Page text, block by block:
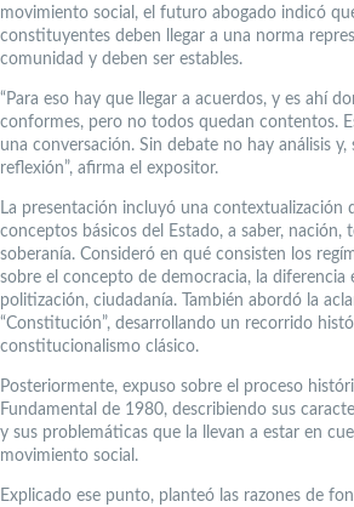
movimiento social, el futuro abogado indicó
constituyentes deben llegar a una norma
comunidad y deben ser estables.
“Para eso hay que llegar a acuerdos, y es ahí
conformes, pero no todos quedan contentos.
una conversación. Sin debate no hay análisis y,
reflexión”, afirma el expositor.
La presentación incluyó una contextualización
conceptos básicos del Estado, a saber, nación,
soberanía. Consideró en qué consisten los
sobre el concepto de democracia, la diferencia
politización, ciudadanía. También abordó la
“Constitución”, desarrollando un recorrido
constitucionalismo clásico.
Posteriormente, expuso sobre el proceso
Fundamental de 1980, describiendo sus
y sus problemáticas que la llevan a estar en
movimiento social.
Explicado ese punto, planteó las razones de